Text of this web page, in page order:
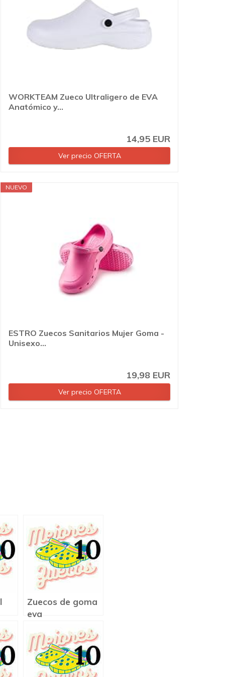
WORKTEAM Zueco Ultraligero de EVA
Anatómico y...
14,95 EUR
Ver precio OFERTA
NUEVO
ESTRO Zuecos Sanitarios Mujer Goma -
Unisexo...
19,98 EUR
Ver precio OFERTA
Zuecos de goma
eva